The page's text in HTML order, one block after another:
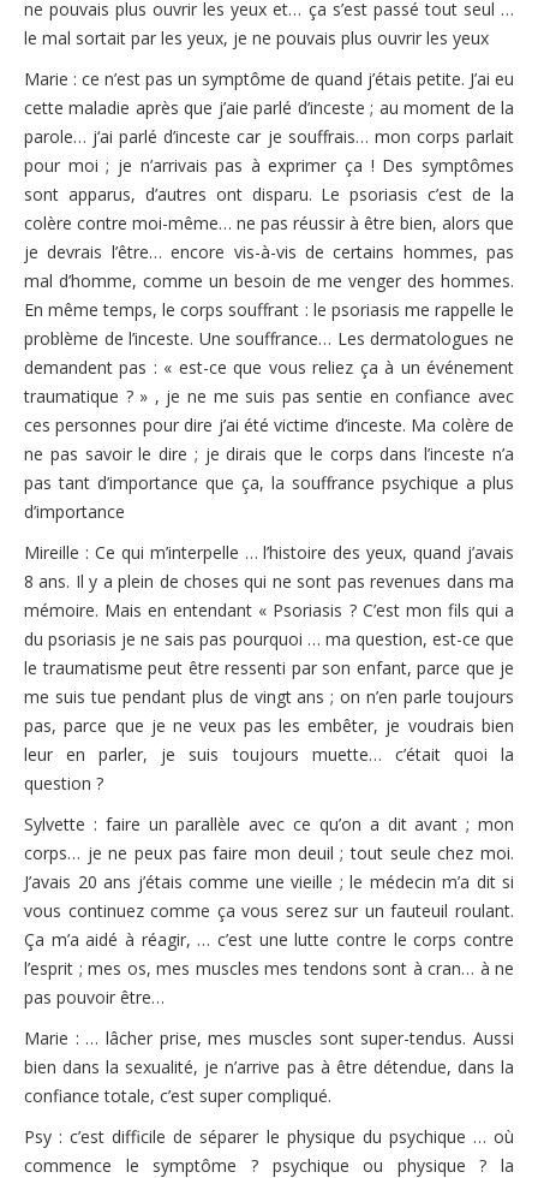
ne pouvais plus ouvrir les yeux et… ça s’est passé tout seul …
le mal sortait par les yeux, je ne pouvais plus ouvrir les yeux
Marie : ce n’est pas un symptôme de quand j’étais petite. J’ai eu
cette maladie après que j’aie parlé d’inceste ; au moment de la
parole… j‘ai parlé d’inceste car je souffrais… mon corps parlait
pour moi ; je n’arrivais pas à exprimer ça ! Des symptômes
sont apparus, d’autres ont disparu. Le psoriasis c’est de la
colère contre moi-même… ne pas réussir à être bien, alors que
je devrais l’être… encore vis-à-vis de certains hommes, pas
mal d’homme, comme un besoin de me venger des hommes.
En même temps, le corps souffrant : le psoriasis me rappelle le
problème de l’inceste. Une souffrance… Les dermatologues ne
demandent pas : « est-ce que vous reliez ça à un événement
traumatique ? » , je ne me suis pas sentie en confiance avec
ces personnes pour dire j’ai été victime d’inceste. Ma colère de
ne pas savoir le dire ; je dirais que le corps dans l’inceste n’a
pas tant d’importance que ça, la souffrance psychique a plus
d’importance
Mireille : Ce qui m’interpelle … l’histoire des yeux, quand j’avais
8 ans. Il y a plein de choses qui ne sont pas revenues dans ma
mémoire. Mais en entendant « Psoriasis ? C’est mon fils qui a
du psoriasis je ne sais pas pourquoi … ma question, est-ce que
le traumatisme peut être ressenti par son enfant, parce que je
me suis tue pendant plus de vingt ans ; on n’en parle toujours
pas, parce que je ne veux pas les embêter, je voudrais bien
leur en parler, je suis toujours muette… c’était quoi la
question ?
Sylvette : faire un parallèle avec ce qu’on a dit avant ; mon
corps… je ne peux pas faire mon deuil ; tout seule chez moi.
J’avais 20 ans j’étais comme une vieille ; le médecin m’a dit si
vous continuez comme ça vous serez sur un fauteuil roulant.
Ça m’a aidé à réagir, … c’est une lutte contre le corps contre
l’esprit ; mes os, mes muscles mes tendons sont à cran… à ne
pas pouvoir être…
Marie : … lâcher prise, mes muscles sont super-tendus. Aussi
bien dans la sexualité, je n’arrive pas à être détendue, dans la
confiance totale, c’est super compliqué.
Psy : c’est difficile de séparer le physique du psychique … où
commence le symptôme ? psychique ou physique ? la